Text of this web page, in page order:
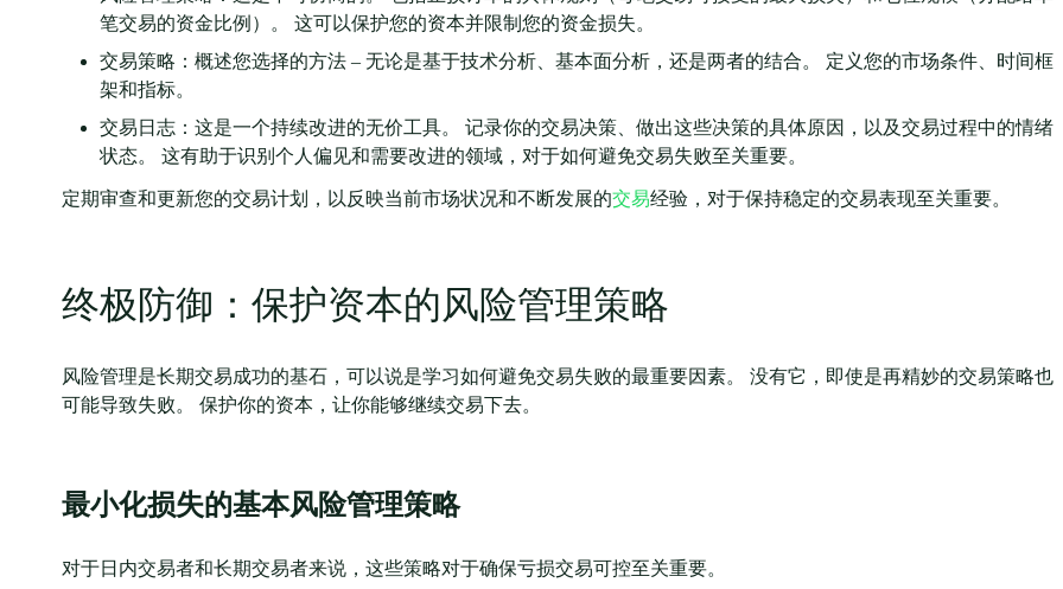
笔交易的资金比例）。 这可以保护您的资本并限制您的资金损失。
交易策略：概述您选择的方法 – 无论是基于技术分析、基本面分析，还是两者的结合。 定义您的市场条件、时间框
架和指标。
交易日志：这是一个持续改进的无价工具。 记录你的交易决策、做出这些决策的具体原因，以及交易过程中的情绪
状态。 这有助于识别个人偏见和需要改进的领域，对于如何避免交易失败至关重要。
定期审查和更新您的交易计划，以反映当前市场状况和不断发展的交易经验，对于保持稳定的交易表现至关重要。
终极防御：保护资本的风险管理策略
风险管理是长期交易成功的基石，可以说是学习如何避免交易失败的最重要因素。 没有它，即使是再精妙的交易策略也
可能导致失败。 保护你的资本，让你能够继续交易下去。
最小化损失的基本风险管理策略
对于日内交易者和长期交易者来说，这些策略对于确保亏损交易可控至关重要。